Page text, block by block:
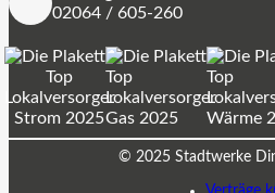
02064 / 605-260
© 2025 Stadtwerke